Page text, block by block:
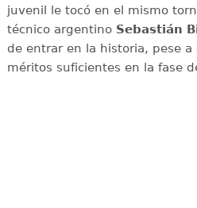
juvenil le tocó en el mismo
técnico argentino Sebastián
de entrar en la historia, pese a
méritos suficientes en la fase